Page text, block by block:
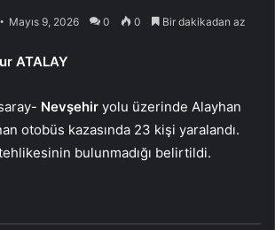
Mayıs 9, 2026 0 0 Bir dakikadan az
ATALAY
Nevşehir yolu üzerinde Alayhan
otobüs kazasında 23 kişi yaralandı.
bulunmadığı belirtildi.